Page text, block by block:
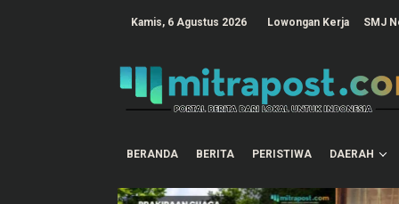
Kamis, 6 Agustus 2026 Lowongan Kerja SMJ
BERANDA BERITA PERISTIWA DAERAH